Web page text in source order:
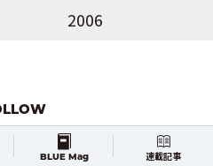
2006
BLUE Mag 連載記事